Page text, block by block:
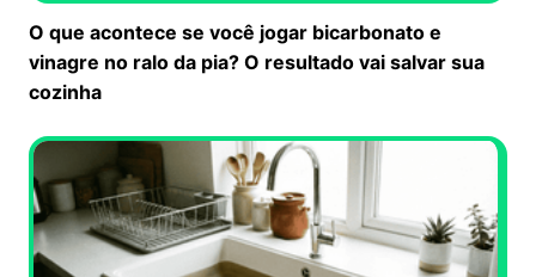
O que acontece se você jogar bicarbonato e
vinagre no ralo da pia? O resultado vai salvar sua
cozinha